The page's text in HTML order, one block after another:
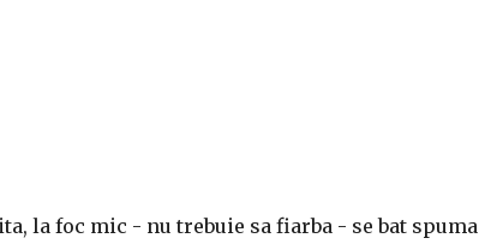
la foc mic - nu trebuie sa fiarba - se bat spuma